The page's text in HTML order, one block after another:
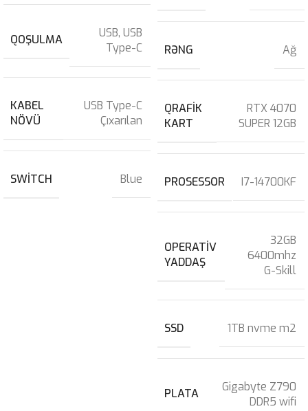
QOŞULMA USB, USB
Type-C
KABEL
NÖVÜ
USB Type-C
Çıxarılan
SWITCH Blue
RƏNG Ağ
QRAFIK
KART
RTX 4070
SUPER 12GB
PROSESSOR I7-14700KF
OPERATIV
YADDAŞ
32GB
6400mhz
G-Skill
SSD 1TB nvme m2
PLATA
Gigabyte Z790
DDR5 wifi